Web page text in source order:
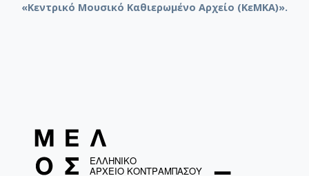
«Κεντρικό Μουσικό Καθιερωμένο Αρχείο (ΚεΜΚΑ)».